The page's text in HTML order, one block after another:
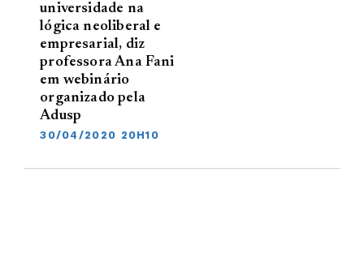
universidade na
lógica neoliberal e
empresarial, diz
professora Ana Fani
em webinário
organizado pela
Adusp
30/04/2020 20H10